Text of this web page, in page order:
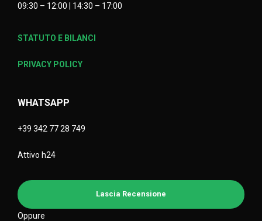
09:30 – 12:00 | 14:30 – 17:00
STATUTO E BILANCI
PRIVACY POLICY
WHATSAPP
+39 342 77 28 749
Attivo h24
Lascia Recensione
Oppure